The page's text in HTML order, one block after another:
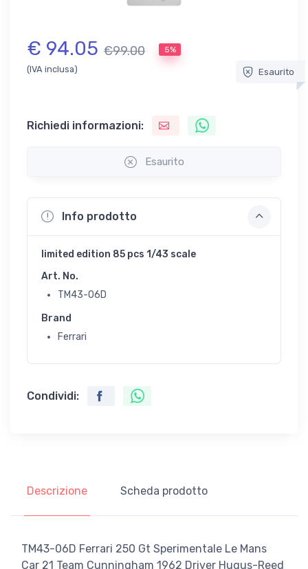
€ 94.05 €99.00 5%
(IVA inclusa) Esaurito
Richiedi informazioni:
Esaurito
Info prodotto
limited edition 85 pcs 1/43 scale
Art. No.
TM43-06D
Brand
Ferrari
Condividi:
Descrizione Scheda prodotto
TM43-06D Ferrari 250 Gt Sperimentale Le Mans
Car 21 Team Cunningham 1962 Driver Hugus-Reed